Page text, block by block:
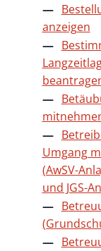
anzeigen
Umgang
(AwSV-
und JGS-